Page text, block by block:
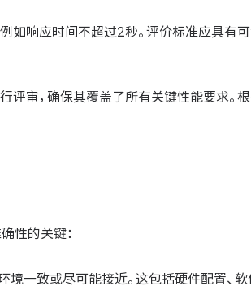
如响应时间不超过2秒。评价标准应具有
评审，确保其覆盖了所有关键性能要求。
性的关键：
境一致或尽可能接近。这包括硬件配置、软